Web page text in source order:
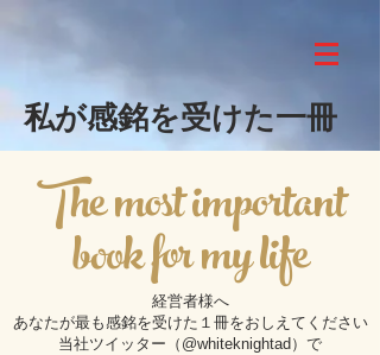
​​私が感銘を受けた一冊
The most important
book for my life
経営者様へ
あなたが最も感銘を受けた１冊をおしえてください
当社ツイッター（@whiteknightad）で